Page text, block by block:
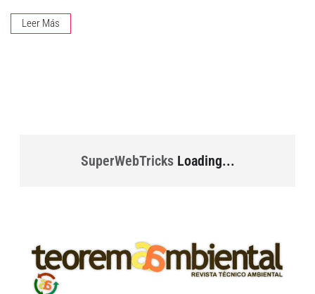
Leer Más
SuperWebTricksLoading...